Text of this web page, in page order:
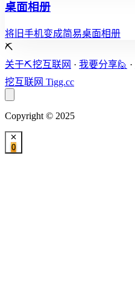
桌面相册
将旧手机变成简易桌面相册
⛏️
关于⛏️挖互联网 · 我要分享🙋 ·
挖互联网 Tigg.cc
Copyright © 2025
0